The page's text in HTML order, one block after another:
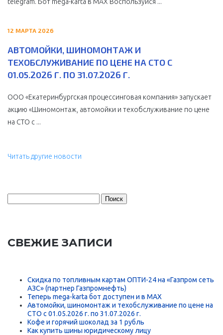
12 МАРТА 2026
АВТОМОЙКИ, ШИНОМОНТАЖ И
ТЕХОБСЛУЖИВАНИЕ ПО ЦЕНЕ НА СТО С
01.05.2026 Г. ПО 31.07.2026 Г.
ООО «Екатеринбургская процессинговая компания» запускает
акцию «Шиномонтаж, автомойки и техобслуживание по цене
на СТО с ...
Читать другие новости
СВЕЖИЕ ЗАПИСИ
Скидка по топливным картам ОПТИ-24 на «Газпром сеть
АЗС» (партнер Газпромнефть)
Теперь mega-karta бот доступен и в MAX
Автомойки, шиномонтаж и техобслуживание по цене на
СТО с 01.05.2026 г. по 31.07.2026 г.
Кофе и горячий шоколад за 1 рубль
Как купить шины юридическому лицу